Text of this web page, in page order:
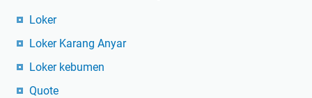
Loker
Loker Karang Anyar
Loker kebumen
Quote